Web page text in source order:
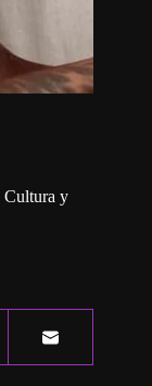
Cultura y